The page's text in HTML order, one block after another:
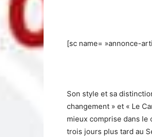
[sc name= »annonce-
Son style et sa
changement » et « Le
mieux comprise dans le
trois jours plus tard au